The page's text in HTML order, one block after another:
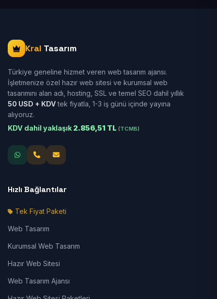
Kral Tasarım
Türkiye geneline hizmet veren web tasarım ajansı.
İşletmenize özel hazır web sitesi ve kurumsal web
tasarımını alan adı, hosting, SSL ve temel SEO dahil yıllık
50 USD + KDVtek fiyatla, 1-3 iş günü içinde yayına
alıyoruz.
KDV dahil yaklaşık 2.856,51 TL (TCMB)
Hızlı Bağlantılar
Tek Fiyat Paketi
Web Tasarım
Kurumsal Web Tasarım
Hazır Web Sitesi
Web Tasarım Ajansı